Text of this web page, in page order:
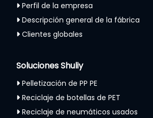
Perfil de la empresa
Descripción general de la fábrica
Clientes globales
Soluciones Shuliy
Pelletización de PP PE
Reciclaje de botellas de PET
Reciclaje de neumáticos usados